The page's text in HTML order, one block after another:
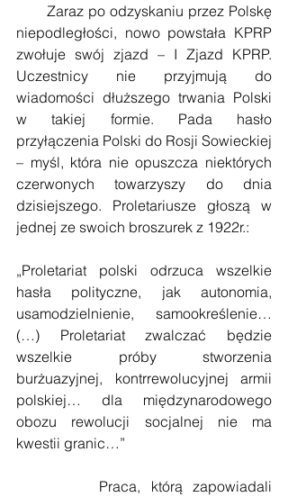
       Zaraz po odzyskaniu przez Polskę
niepodległości, nowo powstała KPRP
zwołuje swój zjazd – I Zjazd KPRP.
Uczestnicy nie przyjmują do
wiadomości dłuższego trwania Polski
w takiej formie. Pada hasło
przyłączenia Polski do Rosji Sowieckiej
– myśl, która nie opuszcza niektórych
czerwonych towarzyszy do dnia
dzisiejszego. Proletariusze głoszą w
jednej ze swoich broszurek z 1922r.:
„Proletariat polski odrzuca wszelkie
hasła polityczne, jak autonomia,
usamodzielnienie, samookreślenie…
(…) Proletariat zwalczać będzie
wszelkie próby stworzenia
burżuazyjnej, kontrrewolucyjnej armii
polskiej… dla międzynarodowego
obozu rewolucji socjalnej nie ma
kwestii granic…”